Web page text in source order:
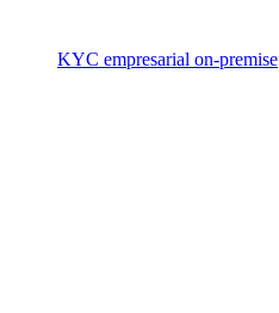
KYC empresarial on-premise